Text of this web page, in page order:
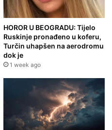
HOROR U BEOGRADU: Tijelo
Ruskinje pronađeno u koferu,
Turčin uhapšen na aerodromu
dok je
1 week ago